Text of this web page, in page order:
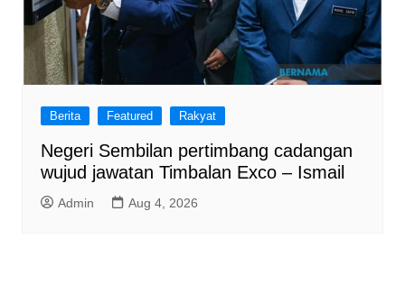
Berita Featured Rakyat
Negeri Sembilan pertimbang cadangan
wujud jawatan Timbalan Exco – Ismail
Admin Aug 4, 2026